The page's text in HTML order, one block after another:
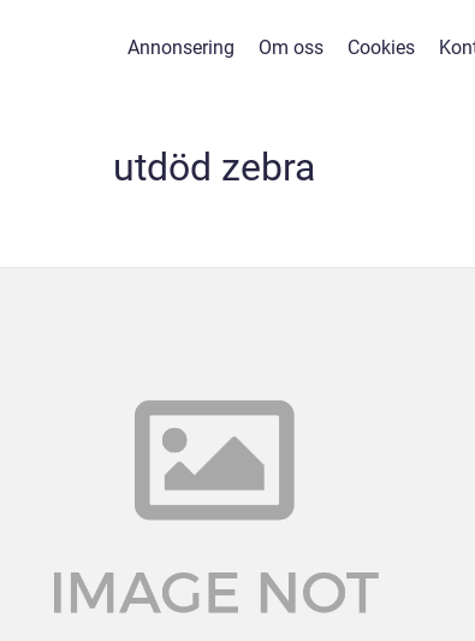
Annonsering Om oss Cookies
utdöd zebra